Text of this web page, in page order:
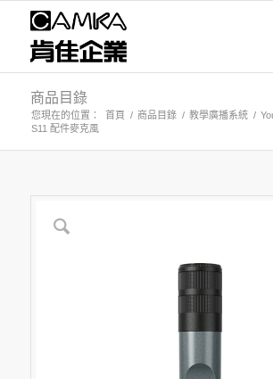
商品目錄
您現在的位置： 首頁 / 商品目錄 / 教學廣播系統 /
S11 配件麥克風